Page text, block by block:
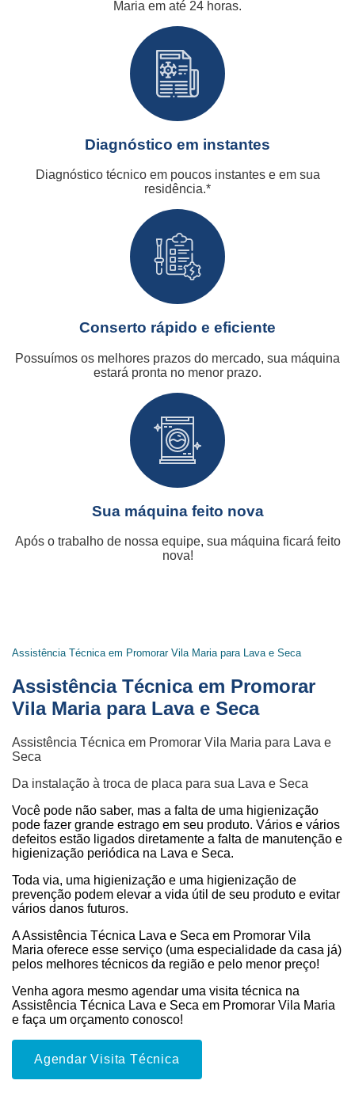
Maria em até 24 horas.
Diagnóstico em instantes
Diagnóstico técnico em poucos instantes e em sua
residência.*
Conserto rápido e eficiente
Possuímos os melhores prazos do mercado, sua máquina
estará pronta no menor prazo.
Sua máquina feito nova
Após o trabalho de nossa equipe, sua máquina ficará feito
nova!
Assistência Técnica em Promorar Vila Maria para Lava e Seca
Assistência Técnica em Promorar
Vila Maria para Lava e Seca
Assistência Técnica em Promorar Vila Maria para Lava e
Seca
Da instalação à troca de placa para sua Lava e Seca
Você pode não saber, mas a falta de uma higienização
pode fazer grande estrago em seu produto. Vários e vários
defeitos estão ligados diretamente a falta de manutenção e
higienização periódica na Lava e Seca.
Toda via, uma higienização e uma higienização de
prevenção podem elevar a vida útil de seu produto e evitar
vários danos futuros.
A Assistência Técnica Lava e Seca em Promorar Vila
Maria oferece esse serviço (uma especialidade da casa já)
pelos melhores técnicos da região e pelo menor preço!
Venha agora mesmo agendar uma visita técnica na
Assistência Técnica Lava e Seca em Promorar Vila Maria
e faça um orçamento conosco!
Agendar Visita Técnica